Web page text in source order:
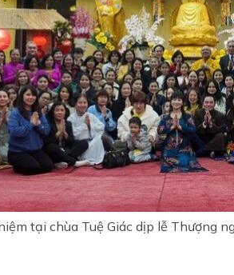
tại chùa Tuệ Giác dịp lễ Thượng